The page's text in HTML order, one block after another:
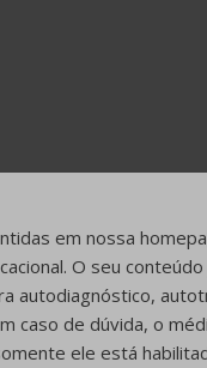
em nossa
O seu
autodiagnóstico,
caso de dúvida, o
ele está